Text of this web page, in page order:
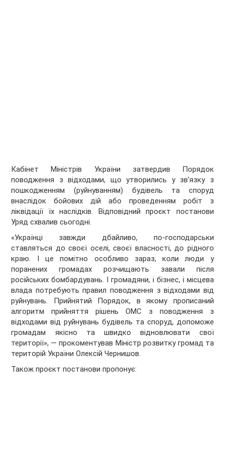
Кабінет Міністрів України затвердив Порядок
поводження з відходами, що утворились у зв’язку з
пошкодженням (руйнуванням) будівель та споруд
внаслідок бойових дій або проведенням робіт з
ліквідації їх наслідків. Відповідний проєкт постанови
Уряд схвалив сьогодні.
«Українці завжди дбайливо, по-господарськи
ставляться до своєї оселі, своєї власності, до рідного
краю. І це помітно особливо зараз, коли люди у
поранених громадах розчищають завали після
російських бомбардувань. І громадяни, і бізнес, і місцева
влада потребують правил поводження з відходами від
руйнувань. Прийнятий Порядок, в якому прописаний
алгоритм прийняття рішень ОМС з поводження з
відходами від руйнувань будівель та споруд, допоможе
громадам якісно та швидко відновлювати свої
території», — прокоментував Міністр розвитку громад та
територій України Олексій Чернишов.
Також проєкт постанови пропонує: